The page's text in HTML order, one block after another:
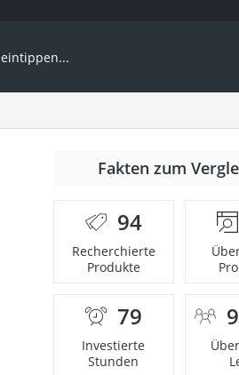
Fakten zum
94
Recherchierte
Produkte
79
Investierte
Stunden